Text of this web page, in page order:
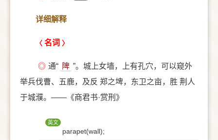
详细解释
名词
◎ 通“ 陴 ”。城上女墙，上有孔穴，可以窥外
举兵伐曹、五鹿，及反 郑之埤，东卫之亩，胜 荆人
于城濮。——《商君书·赏刑》
英文
parapet(wall);